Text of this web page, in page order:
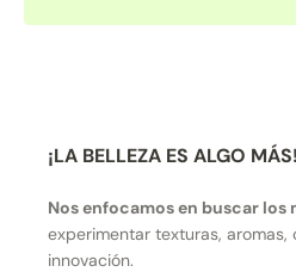
¡LA BELLEZA ES ALGO
Nos enfocamos en buscar
experimentar texturas,
innovación.